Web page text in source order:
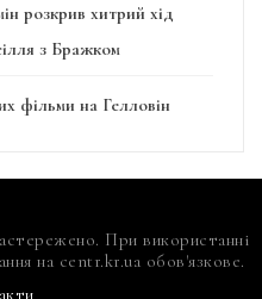
розкрив хитрий хід
з Бражком
фільми на Гелловін
При використанні
на centr.kr.ua обов'язкове.